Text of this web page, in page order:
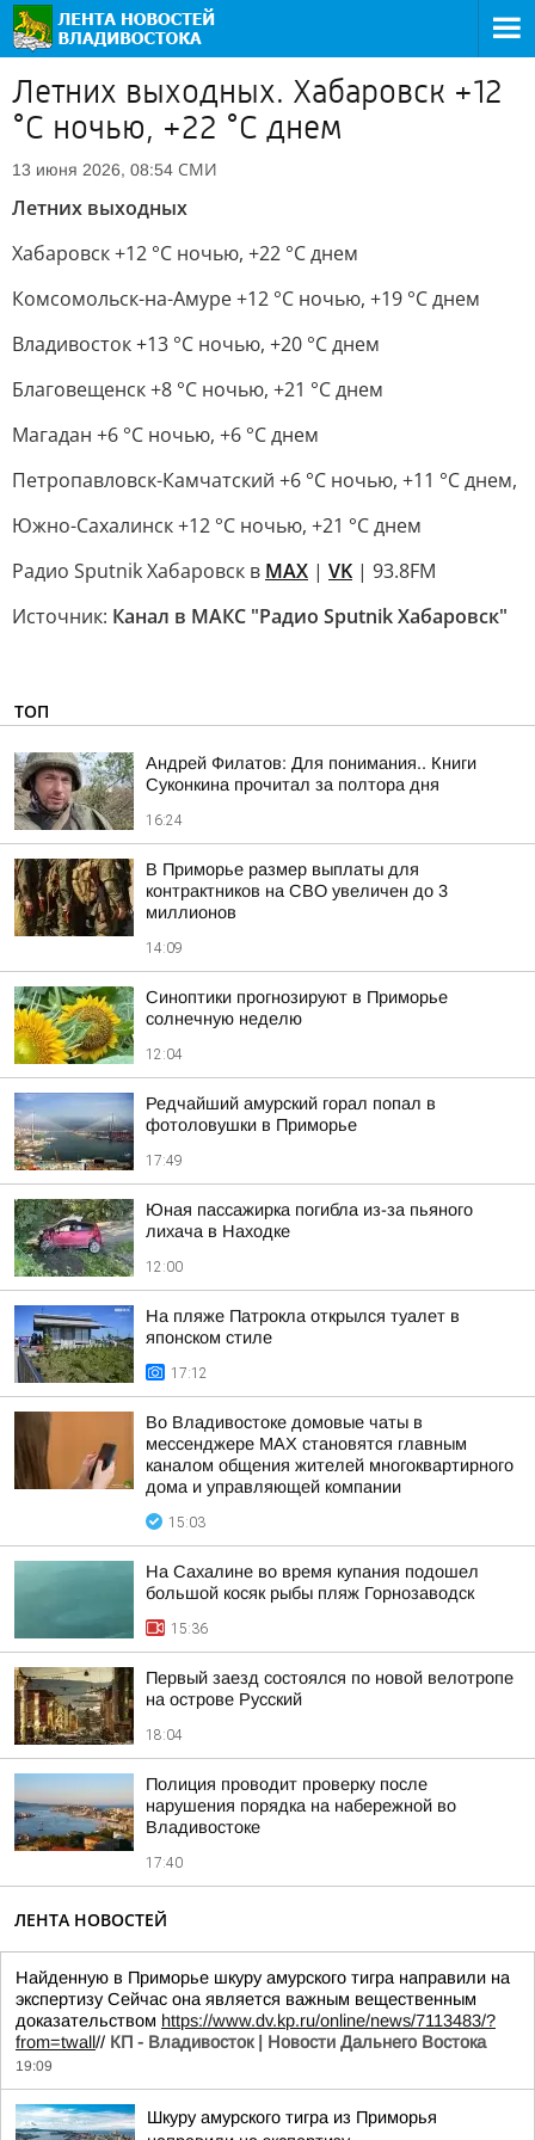
Летних выходных. Хабаровск +12
°C ночью, +22 °C днем
13 июня 2026, 08:54 СМИ
Летних выходных
Хабаровск +12 °C ночью, +22 °C днем
Комсомольск-на-Амуре +12 °C ночью, +19 °C днем
Владивосток +13 °C ночью, +20 °C днем
Благовещенск +8 °C ночью, +21 °C днем
Магадан +6 °C ночью, +6 °C днем
Петропавловск-Камчатский +6 °C ночью, +11 °C днем,
Южно-Сахалинск +12 °C ночью, +21 °C днем
Радио Sputnik Хабаровск в MAX | VK | 93.8FM
Источник: Канал в МАКС "Радио Sputnik Хабаровск"
ТОП
Андрей Филатов: Для понимания.. Книги
Суконкина прочитал за полтора дня
16:24
В Приморье размер выплаты для
контрактников на СВО увеличен до 3
миллионов
14:09
Синоптики прогнозируют в Приморье
солнечную неделю
12:04
Редчайший амурский горал попал в
фотоловушки в Приморье
17:49
Юная пассажирка погибла из-за пьяного
лихача в Находке
12:00
На пляже Патрокла открылся туалет в
японском стиле
17:12
Во Владивостоке домовые чаты в
мессенджере МАХ становятся главным
каналом общения жителей многоквартирного
дома и управляющей компании
15:03
На Сахалине во время купания подошел
большой косяк рыбы пляж Горнозаводск
15:36
Первый заезд состоялся по новой велотропе
на острове Русский
18:04
Полиция проводит проверку после
нарушения порядка на набережной во
Владивостоке
17:40
ЛЕНТА НОВОСТЕЙ
Найденную в Приморье шкуру амурского тигра направили на
экспертизу Сейчас она является важным вещественным
доказательством https://www.dv.kp.ru/online/news/7113483/?
from=twall// КП - Владивосток | Новости Дальнего Востока
19:09
Шкуру амурского тигра из Приморья